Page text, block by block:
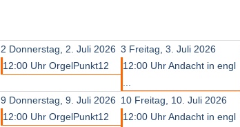
2 Donnerstag, 2. Juli 2026
12:00 Uhr OrgelPunkt12
3 Freitag, 3. Juli 2026
12:00 Uhr Andacht in engl
...
9 Donnerstag, 9. Juli 2026
12:00 Uhr OrgelPunkt12
10 Freitag, 10. Juli 2026
12:00 Uhr Andacht in engl